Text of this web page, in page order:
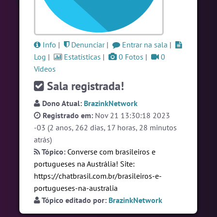
#Novanativa
5 pessoas
#Sexo
5 pessoas
#RadioModao
4 pessoas
Ver todas as salas
🎁 Promoção 🛍 Crie seu Chat e Rádio 📻
com Site e Chat Bot 🤖 de Pedidos
English Português
Info | Denunciar| Entrar na sala |
Log | Estatísticas | 0 Fotos |
0
Vídeos
Sala registrada!
Dono Atual: BrazinkNetwork
Registrado em: Nov 21 13:30:18 2023
-03 (2 anos, 262 dias, 17 horas, 28 minutos
atrás)
Tópico: Converse com brasileiros e
portugueses na Austrália! Site:
https://chatbrasil.com.br/brasileiros-e-
portugueses-na-australia
Tópico editado por: BrazinkNetwork